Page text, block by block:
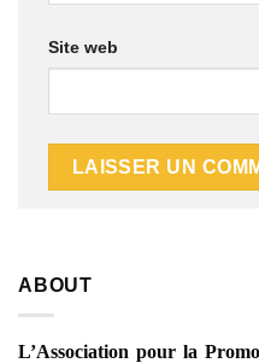
Site web
ABOUT
L’Association pour la